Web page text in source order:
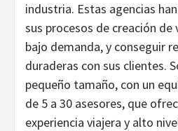
industria. Estas agencias
sus procesos de creación de
bajo demanda, y conseguir
duraderas con sus clientes.
pequeño tamaño, con un
de 5 a 30 asesores, que
experiencia viajera y alto